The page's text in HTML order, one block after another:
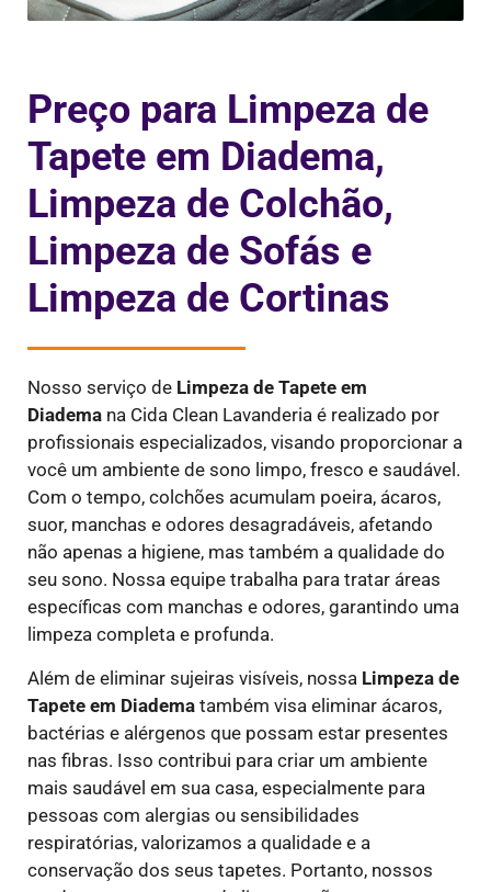
Preço para Limpeza de
Tapete em Diadema,
Limpeza de Colchão,
Limpeza de Sofás e
Limpeza de Cortinas
Nosso serviço de Limpeza de Tapete em
Diadema na Cida Clean Lavanderia é realizado por
profissionais especializados, visando proporcionar a
você um ambiente de sono limpo, fresco e saudável.
Com o tempo, colchões acumulam poeira, ácaros,
suor, manchas e odores desagradáveis, afetando
não apenas a higiene, mas também a qualidade do
seu sono. Nossa equipe trabalha para tratar áreas
específicas com manchas e odores, garantindo uma
limpeza completa e profunda.
Além de eliminar sujeiras visíveis, nossa Limpeza de
Tapete em Diadema também visa eliminar ácaros,
bactérias e alérgenos que possam estar presentes
nas fibras. Isso contribui para criar um ambiente
mais saudável em sua casa, especialmente para
pessoas com alergias ou sensibilidades
respiratórias, valorizamos a qualidade e a
conservação dos seus tapetes. Portanto, nossos